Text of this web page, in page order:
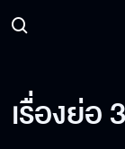
เรื่องย่อ